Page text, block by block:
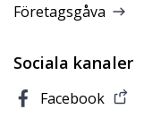
Företagsgåva
Sociala kanaler
Facebook